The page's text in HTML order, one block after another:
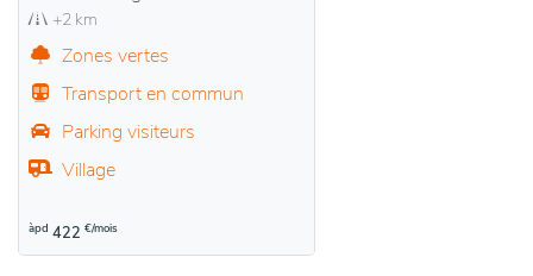
+2 km
Zones vertes
Transport en commun
Parking visiteurs
Village
àpd 422 €/mois